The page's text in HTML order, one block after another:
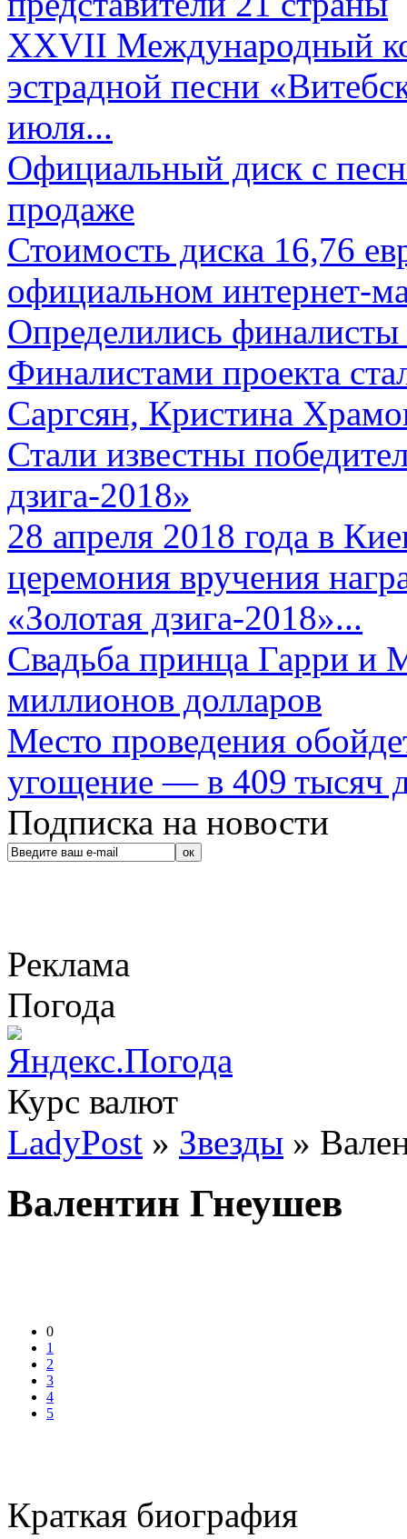
XXVII Международный
эстрадной песни
июля...
Официальный диск с
продаже
Стоимость диска 16,76
официальном интернет-
Определились
Финалистами проекта
Саргсян, Кристина
Стали известны
дзига-2018»
28 апреля 2018 года в
церемония вручения
«Золотая дзига-2018»...
Свадьба принца Гарри и
миллионов долларов
Место проведения
угощение — в 409 тысяч
Подписка на новости
Реклама
Погода
Курс валют
LadyPost » Звезды »
Валентин Гнеушев
0
1
2
3
4
5
Краткая биография